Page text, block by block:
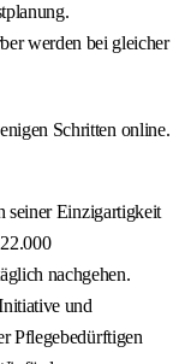
werden bei gleicher
Schritten online.
seiner Einzigartigkeit
nachgehen.
und
Pflegebedürftigen